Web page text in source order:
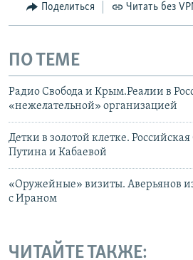
Поделиться Читать без
ПО ТЕМЕ
Радио Свобода и Крым.Реалии в
«нежелательной» организацией
Детки в золотой клетке. Российская
Путина и Кабаевой
«Оружейные» визиты. Аверьянов
с Ираном
ЧИТАЙТЕ ТАКЖЕ: